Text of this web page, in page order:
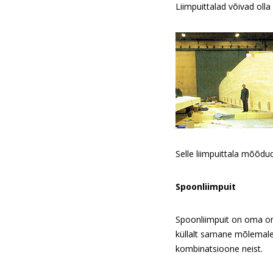
Liimpuittalad võivad
Selle liimpuittala
Spoonliimpuit
Spoonliimpuit on oma
küllalt sarnane
kombinatsioone neist.